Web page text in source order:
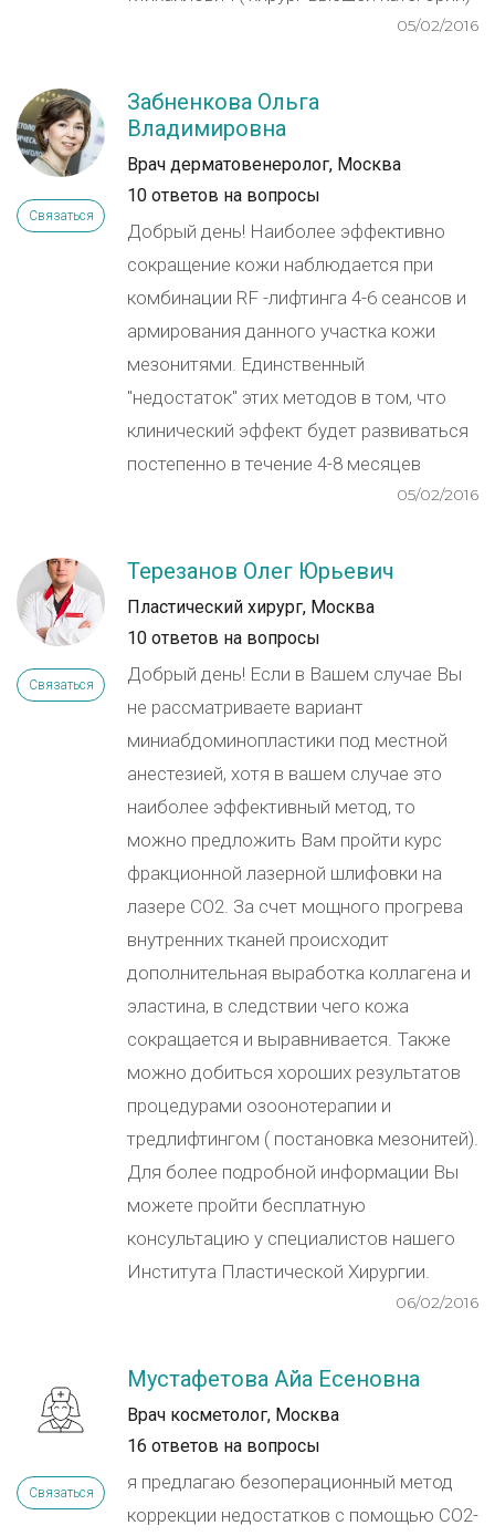
05/02/2016
Связаться
Забненкова Ольга
Владимировна
Врач дерматовенеролог, Москва
10 ответов на вопросы
Добрый день! Наиболее эффективно
сокращение кожи наблюдается при
комбинации RF -лифтинга 4-6 сеансов и
армирования данного участка кожи
мезонитями. Единственный
"недостаток" этих методов в том, что
клинический эффект будет развиваться
постепенно в течение 4-8 месяцев
05/02/2016
Связаться
Терезанов Олег Юрьевич
Пластический хирург, Москва
10 ответов на вопросы
Добрый день! Если в Вашем случае Вы
не рассматриваете вариант
миниабдоминопластики под местной
анестезией, хотя в вашем случае это
наиболее эффективный метод, то
можно предложить Вам пройти курс
фракционной лазерной шлифовки на
лазере СО2. За счет мощного прогрева
внутренних тканей происходит
дополнительная выработка коллагена и
эластина, в следствии чего кожа
сокращается и выравнивается. Также
можно добиться хороших результатов
процедурами озоонотерапии и
тредлифтингом ( постановка мезонитей).
Для более подробной информации Вы
можете пройти бесплатную
консультацию у специалистов нашего
Института Пластической Хирургии.
06/02/2016
Связаться
Мустафетова Айа Есеновна
Врач косметолог, Москва
16 ответов на вопросы
я предлагаю безоперационный метод
коррекции недостатков с помощью СО2-